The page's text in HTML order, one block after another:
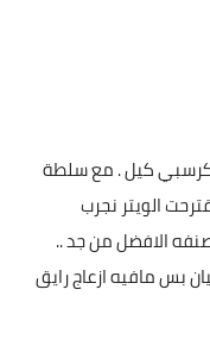
كيل . مع سلطة
الويتر نجرب
الافضل من جد ..
بس مافيه ازعاج رايق